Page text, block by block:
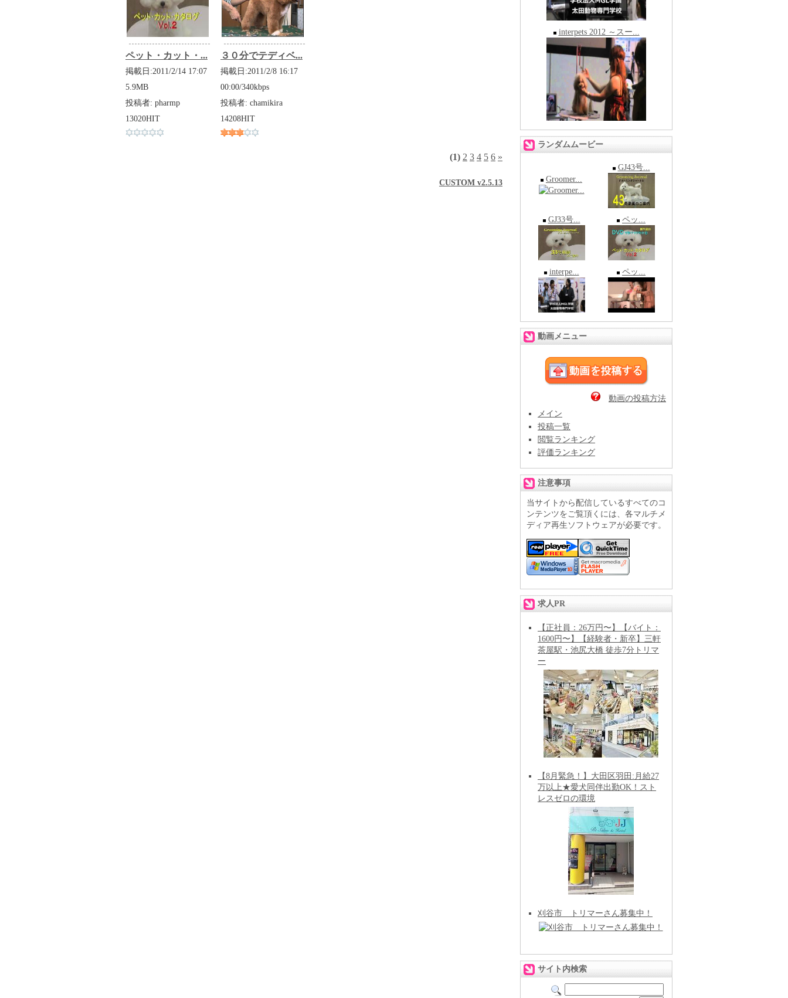
ペット・カット・...
掲載日:2011/2/14 17:07
5.9MB
投稿者: pharmp
13020HIT
３０分でテディベ...
掲載日:2011/2/8 16:17
00:00/340kbps
投稿者: chamikira
14208HIT
(1) 2 3 4 5 6 »
CUSTOM v2.5.13
interpets 2012 ～スー...
ランダムムービー
Groomer...
GJ43号...
GJ33号... ペッ...
interpe... ペッ...
動画メニュー
動画の投稿方法
メイン
投稿一覧
閲覧ランキング
評価ランキング
注意事項
当サイトから配信しているすべてのコ
ンテンツをご覧頂くには、各マルチメ
ディア再生ソフトウェアが必要です。
求人PR
【正社員：26万円〜】【バイト：
1600円〜】【経験者・新卒】三軒
茶屋駅・池尻大橋 徒歩7分トリマ
ー
【8月緊急！】大田区羽田:月給27
万以上★愛犬同伴出勤OK！スト
レスゼロの環境
刈谷市 トリマーさん募集中！
サイト内検索